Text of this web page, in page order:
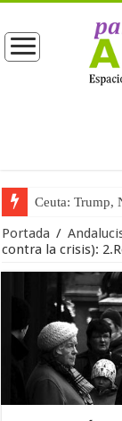
Ceuta: Trump,
La
Portada /
contra la crisis):